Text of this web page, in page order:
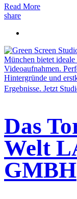
Read More
share
Das
Welt
GMBH